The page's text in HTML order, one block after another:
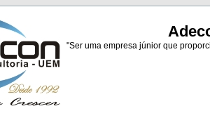
"Ser uma empresa júnior que